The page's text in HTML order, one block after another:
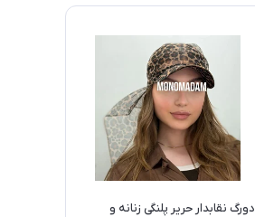
دورگ نقابدار حریر پلنگی زنانه و